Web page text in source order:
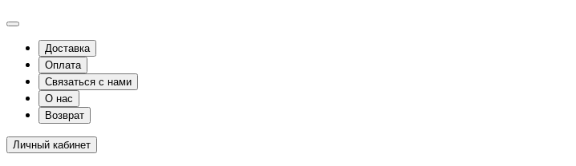
Доставка
Оплата
Связаться с нами
О нас
Возврат
Личный кабинет